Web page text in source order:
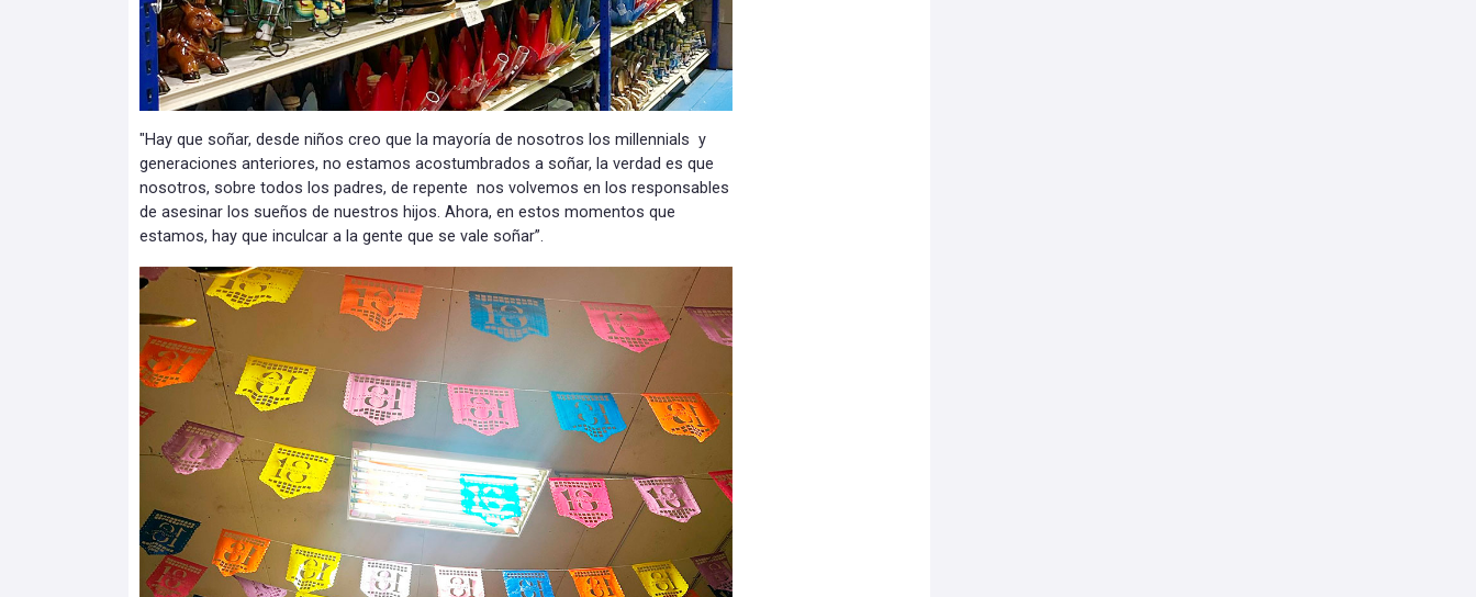
"Hay que soñar, desde niños creo que la mayoría de nosotros los millennials y
generaciones anteriores, no estamos acostumbrados a soñar, la verdad es que
nosotros, sobre todos los padres, de repente nos volvemos en los responsables
de asesinar los sueños de nuestros hijos. Ahora, en estos momentos que
estamos, hay que inculcar a la gente que se vale soñar”.